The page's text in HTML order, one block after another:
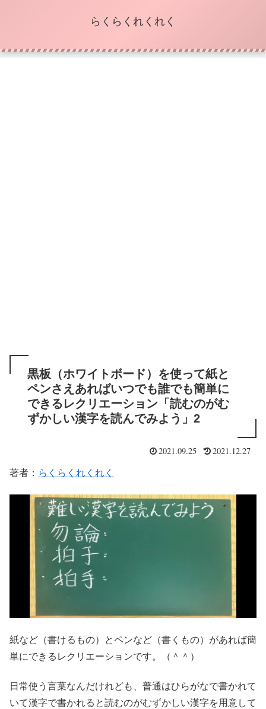
らくらくれくれく
黒板（ホワイトボード）を使って紙と
ペンさえあればいつでも誰でも簡単に
できるレクリエーション「読むのがむ
ずかしい漢字を読んでみよう」2
2021.09.25 2021.12.27
著者： らくらくれくれく
紙など（書けるもの）とペンなど（書くもの）があれば簡
単にできるレクリエーションです。（＾＾）
日常使う言葉なんだけれども、普通はひらがなで書かれて
いて漢字で書かれると読むのがむずかしい漢字を用意して